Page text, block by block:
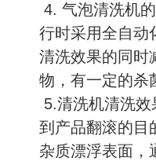
4. 气泡清洗机
行时采用全自动
清洗效果的同时
物，有一定的杀
5.清洗机清洗
到产品翻滚的目
杂质漂浮表面，